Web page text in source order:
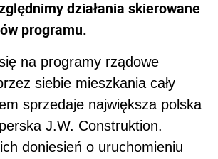
działania skierowane
programu.
na programy rządowe
siebie mieszkania cały
sprzedaje największa polska
J.W. Construktion.
doniesień o uruchomieniu